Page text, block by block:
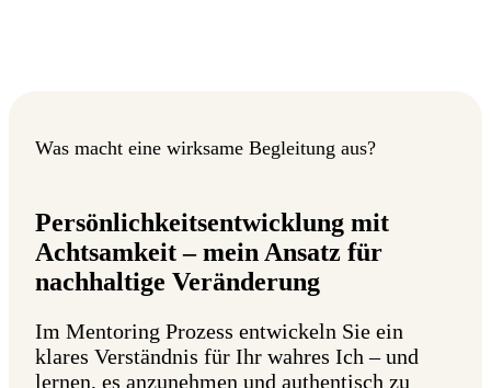
Was macht eine wirksame Begleitung aus?
Persönlichkeitsentwicklung mit
Achtsamkeit – mein Ansatz für
nachhaltige Veränderung
Im Mentoring Prozess entwickeln Sie ein
klares Verständnis für Ihr wahres Ich – und
lernen, es anzunehmen und authentisch zu